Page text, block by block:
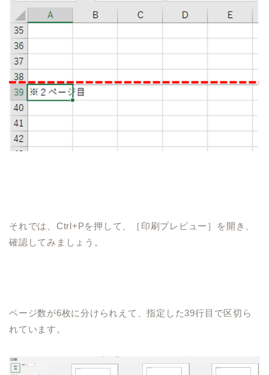
それでは、 Ctrl+Pを押して、［印刷プレビュー］を開き、
確認してみましょう。
ページ数が6枚に分けられえて、指定した39行目で区切ら
れています。